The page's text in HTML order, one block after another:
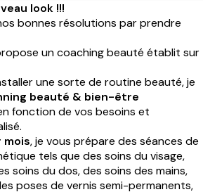
look !!!
bonnes résolutions par prendre
un coaching beauté établit sur
une sorte de routine beauté, je
beauté & bien-être
fonction de vos besoins et
mois, je vous prépare des séances de
tels que des soins du visage,
soins du dos, des soins des mains,
poses de vernis semi-permanents,